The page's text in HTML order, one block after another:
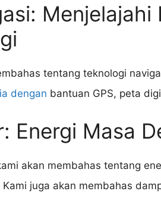
Menjelajahi
tentang teknologi
dengan bantuan GPS, peta
Energi Masa
akan membahas tentang
Kami juga akan membahas